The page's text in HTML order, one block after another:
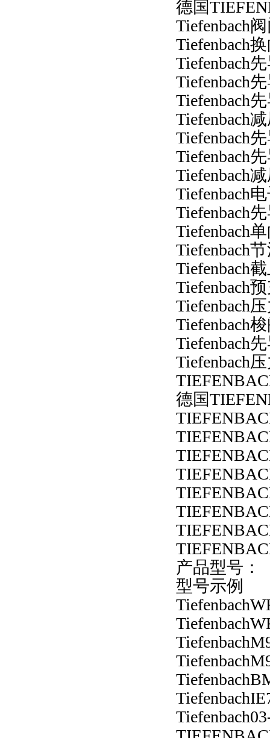
德国
Tiefenbach
Tiefenbach
Tiefenbach
Tiefenbach
Tiefenbach
Tiefenbach
Tiefenbach
Tiefenbach
Tiefenbach
Tiefenbach
Tiefenbach
Tiefenbach
Tiefenbach
Tiefenbach
Tiefenbach
Tiefenbach
Tiefenbach
Tiefenbach
Tiefenbach
德国
产品型号：
型号示例